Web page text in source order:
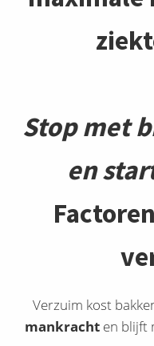
Stop met
en
Verzuim kost
mankracht en blijft